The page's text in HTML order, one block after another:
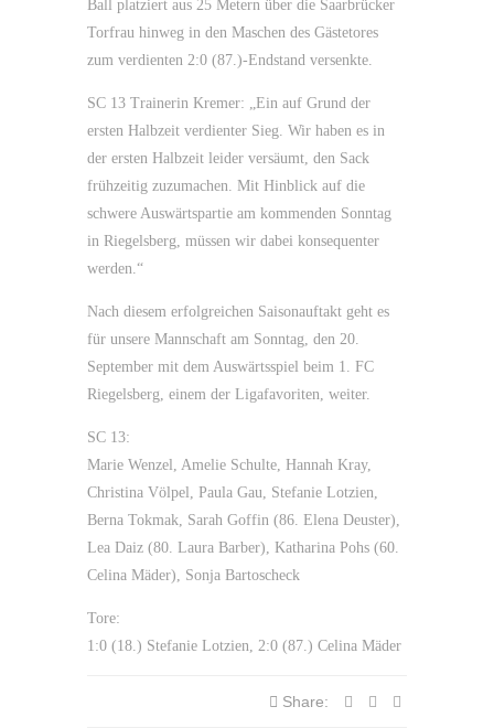
Ball platziert aus 25 Metern über die Saarbrücker
Torfrau hinweg in den Maschen des Gästetores
zum verdienten 2:0 (87.)-Endstand versenkte.
SC 13 Trainerin Kremer: „Ein auf Grund der
ersten Halbzeit verdienter Sieg. Wir haben es in
der ersten Halbzeit leider versäumt, den Sack
frühzeitig zuzumachen. Mit Hinblick auf die
schwere Auswärtspartie am kommenden Sonntag
in Riegelsberg, müssen wir dabei konsequenter
werden.“
Nach diesem erfolgreichen Saisonauftakt geht es
für unsere Mannschaft am Sonntag, den 20.
September mit dem Auswärtsspiel beim 1. FC
Riegelsberg, einem der Ligafavoriten, weiter.
SC 13:
Marie Wenzel, Amelie Schulte, Hannah Kray,
Christina Völpel, Paula Gau, Stefanie Lotzien,
Berna Tokmak, Sarah Goffin (86. Elena Deuster),
Lea Daiz (80. Laura Barber), Katharina Pohs (60.
Celina Mäder), Sonja Bartoscheck
Tore:
1:0 (18.) Stefanie Lotzien, 2:0 (87.) Celina Mäder
Share: